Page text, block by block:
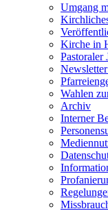
Umgang
Kirche in
Pastoraler
Wahlen
Archiv
Interner